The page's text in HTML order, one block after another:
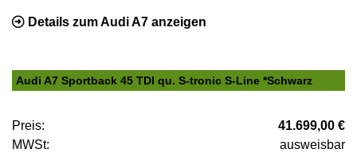
Details zum Audi A7 anzeigen
Audi A7 Sportback 45 TDI qu. S-tronic S-Line *Schwarz
Preis:
41.699,00 €
MWSt:
ausweisbar